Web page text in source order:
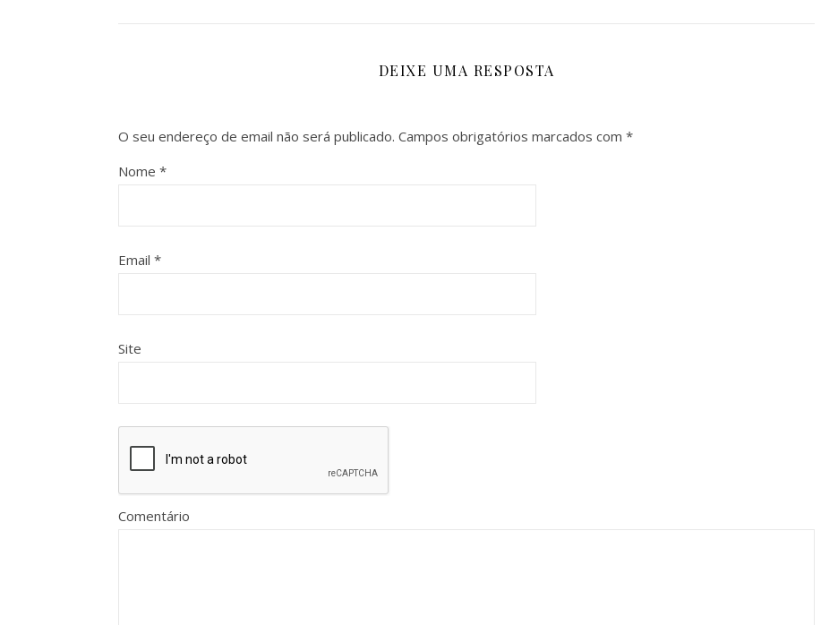
DEIXE UMA RESPOSTA
O seu endereço de email não será publicado. Campos obrigatórios marcados com *
Nome *
Email *
Site
Comentário